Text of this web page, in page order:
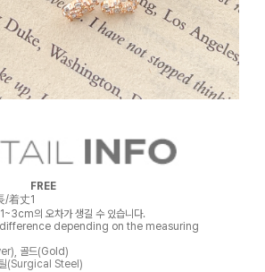
FREE
/着丈1
의 오차가 생길 수 있습니다.
depending on the measuring
골드(Gold)
틸(Surgical Steel)